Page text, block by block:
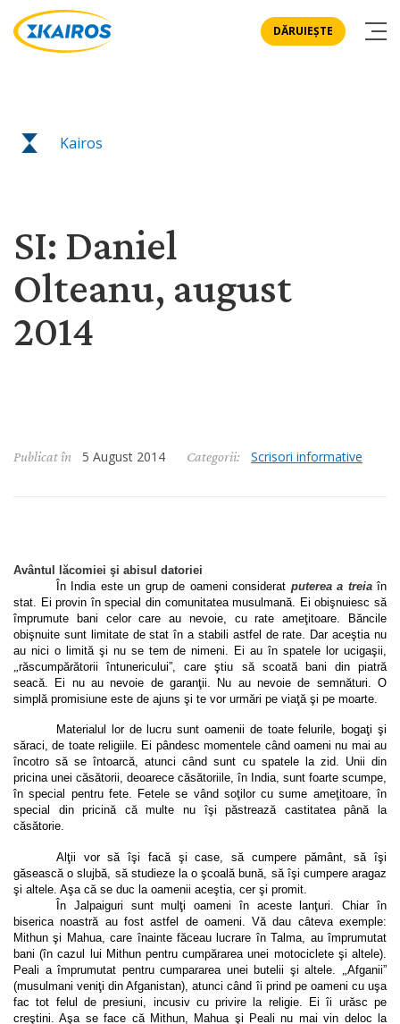
DĂRUIEȘTE
Kairos
SI: Daniel
Olteanu, august
2014
Publicat în 5 August 2014 Categorii: Scrisori informative
Avântul lăcomiei şi abisul datoriei
În India este un grup de oameni considerat puterea a treia în
stat. Ei provin în special din comunitatea musulmană. Ei obişnuiesc să
împrumute bani celor care au nevoie, cu rate ameţitoare. Băncile
obişnuite sunt limitate de stat în a stabili astfel de rate. Dar aceştia nu
au nici o limită şi nu se tem de nimeni. Ei au în spatele lor ucigaşii,
„răscumpărătorii întunericului”, care ştiu să scoată bani din piatră
seacă. Ei nu au nevoie de garanţii. Nu au nevoie de semnături. O
simplă promisiune este de ajuns şi te vor urmări pe viaţă şi pe moarte.
Materialul lor de lucru sunt oamenii de toate felurile, bogaţi şi
săraci, de toate religiile. Ei pândesc momentele când oameni nu mai au
încotro să se întoarcă, atunci când sunt cu spatele la zid. Unii din
pricina unei căsătorii, deoarece căsătoriile, în India, sunt foarte scumpe,
în special pentru fete. Fetele se vând soţilor cu sume ameţitoare, în
special din pricină că multe nu îşi păstrează castitatea până la
căsătorie.
Alţii vor să îşi facă şi case, să cumpere pământ, să îşi
găsească o slujbă, să studieze la o şcoală bună, să îşi cumpere aragaz
şi altele. Aşa că se duc la oamenii aceştia, cer şi promit.
În Jalpaiguri sunt mulţi oameni în aceste lanţuri. Chiar în
biserica noastră au fost astfel de oameni. Vă dau câteva exemple:
Mithun şi Mahua, care înainte făceau lucrare în Talma, au împrumutat
bani (în cazul lui Mithun pentru cumpărarea unei motociclete şi altele).
Peali a împrumutat pentru cumpararea unei butelii şi altele.
Afganii”
(musulmani veniţi din Afganistan), atunci când îi prind pe oameni cu uşa
fac tot felul de presiuni, incusiv cu privire la religie. Ei îi urăsc pe
creştini. Aşa se face că Mithun, Mahua şi Peali nu mai vin deloc la